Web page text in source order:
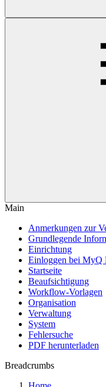
Main
Anmerkungen zur
Grundlegende
Einrichtung
Einloggen bei MyQ
Startseite
Beaufsichtigung
Workflow-Vorlagen
Organisation
Verwaltung
System
Fehlersuche
PDF herunterladen
Breadcrumbs